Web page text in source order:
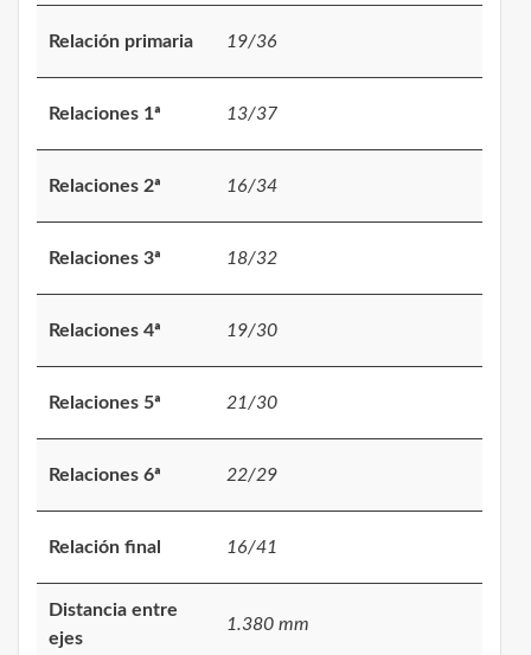
Relación primaria 19/36
Relaciones 1ª 13/37
Relaciones 2ª 16/34
Relaciones 3ª 18/32
Relaciones 4ª 19/30
Relaciones 5ª 21/30
Relaciones 6ª 22/29
Relación final 16/41
Distancia entre
ejes
1.380 mm